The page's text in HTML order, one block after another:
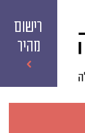
רישום
מהיר